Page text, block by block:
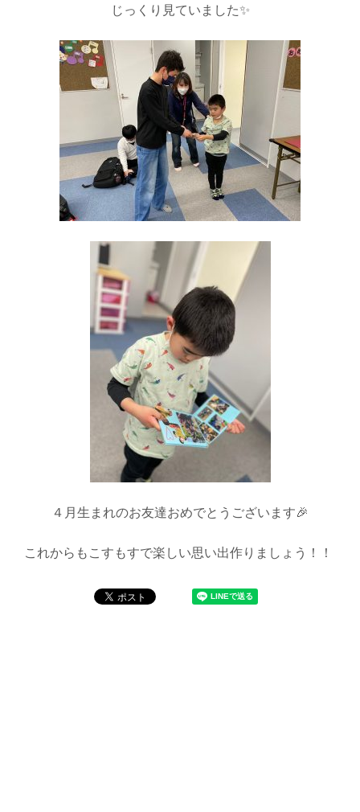
じっくり見ていました✨
４月生まれのお友達おめでとうございます🎉
これからもこすもすで楽しい思い出作りましょう！！